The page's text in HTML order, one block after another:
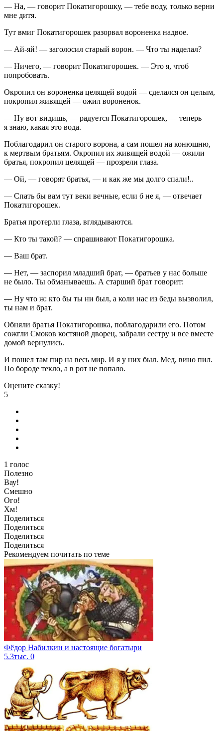
— На, — говорит Покатигорошку, — тебе воду, только верни
мне дитя.
Тут вмиг Покатигорошек разорвал вороненка надвое.
— Ай-яй! — заголосил старый ворон. — Что ты наделал?
— Ничего, — говорит Покатигорошек. — Это я, чтоб
попробовать.
Окропил он вороненка целящей водой — сделался он целым,
покропил живящей — ожил вороненок.
— Ну вот видишь, — радуется Покатигорошек, — теперь
я знаю, какая это вода.
Поблагодарил он старого ворона, а сам пошел на конюшню,
к мертвым братьям. Окропил их живящей водой — ожили
братья, покропил целящей — прозрели глаза.
— Ой, — говорят братья, — и как же мы долго спали!..
— Спать бы вам тут веки вечные, если б не я, — отвечает
Покатигорошек.
Братья протерли глаза, вглядываются.
— Кто ты такой? — спрашивают Покатигорошка.
— Ваш брат.
— Нет, — заспорил младший брат, — братьев у нас больше
не было. Ты обманываешь. А старший брат говорит:
— Ну что ж: кто бы ты ни был, а коли нас из беды вызволил,
ты нам и брат.
Обняли братья Покатигорошка, поблагодарили его. Потом
сожгли Смоков костяной дворец, забрали сестру и все вместе
домой вернулись.
И пошел там пир на весь мир. И я у них был. Мед, вино пил.
По бороде текло, а в рот не попало.
Оцените сказку!
5
1 голос
Полезно
Вау!
Смешно
Ого!
Хм!
Поделиться
Поделиться
Поделиться
Поделиться
Рекомендуем почитать по теме
Фёдор Набилкин и настоящие богатыри
5.3тыс. 0